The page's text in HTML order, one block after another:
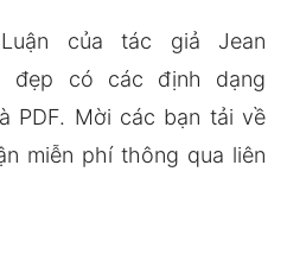
của tác giả Jean
đẹp có các định dạng
PDF. Mời các bạn tải về
miễn phí thông qua liên